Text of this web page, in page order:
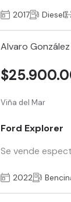
2017 Diesel
Alvaro
Viña del Mar
Ford Explorer
Se vende
2022